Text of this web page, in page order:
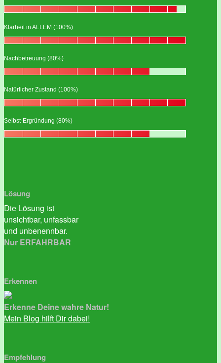
Klarheit in ALLEM (100%)
Nachbetreuung (80%)
Natürlicher Zustand (100%)
Selbst-Ergründung (80%)
Lösung
Die Lösung ist
unsichtbar, unfassbar
und unbenennbar.
Nur ERFAHRBAR
Erkennen
Erkenne Deine wahre Natur!
Mein Blog hilft Dir dabei!
Empfehlung